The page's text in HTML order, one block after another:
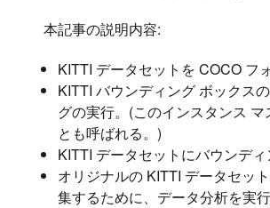
本記事の説明内容:
KITTI データセットを COCO フ
KITTI バウンディング ボックス
グの実行。(このインスタンス
とも呼ばれる。)
KITTI データセットにバウンデ
オリジナルの KITTI データセッ
集するために、データ分析を実行